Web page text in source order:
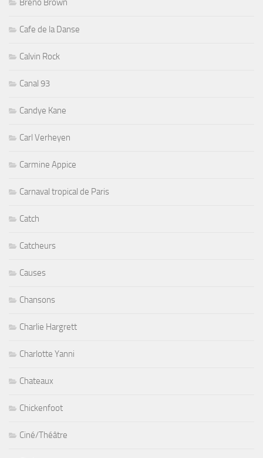
Breno Brown
Cafe de la Danse
Calvin Rock
Canal 93
Candye Kane
Carl Verheyen
Carmine Appice
Carnaval tropical de Paris
Catch
Catcheurs
Causes
Chansons
Charlie Hargrett
Charlotte Yanni
Chateaux
Chickenfoot
Ciné/Théâtre